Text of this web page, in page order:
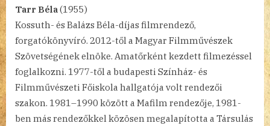
Tarr Béla(1955)
Kossuth- és Balázs Béla-díjas filmrendező,
forgatókönyvíró. 2012-től a Magyar Filmművészek
Szövetségének elnöke. Amatőrként kezdett filmezéssel
foglalkozni. 1977-től a budapesti Színház- és
Filmművészeti Főiskola hallgatója volt rendezői
szakon. 1981–1990 között a Mafilm rendezője, 1981-
ben más rendezőkkel közösen megalapította a Társulás